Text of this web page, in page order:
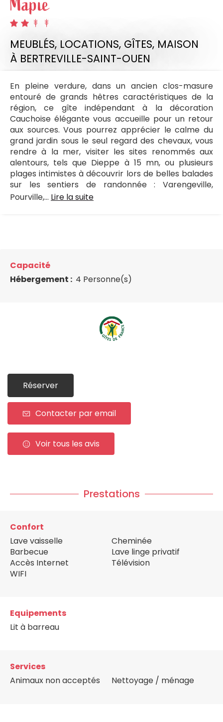
MEUBLÉS, LOCATIONS, GÎTES, MAISON
À BERTREVILLE-SAINT-OUEN
En pleine verdure, dans un ancien clos-masure
entouré de grands hêtres caractéristiques de la
région, ce gîte indépendant à la décoration
Cauchoise élégante vous accueille pour un retour
aux sources. Vous pourrez apprécier le calme du
grand jardin sous le seul regard des chevaux, vous
rendre à la mer, visiter les sites renommés aux
alentours, tels que Dieppe à 15 mn, ou plusieurs
plages intimistes à découvrir lors de belles balades
sur les sentiers de randonnée : Varengeville,
Pourville,... Lire la suite
Capacité
Hébergement : 4 Personne(s)
Réserver
Contacter par email
Voir tous les avis
Prestations
Confort
Lave vaisselle
Barbecue
Accès Internet
WIFI
Cheminée
Lave linge privatif
Télévision
Equipements
Lit à barreau
Services
Animaux non acceptés
Nettoyage / ménage